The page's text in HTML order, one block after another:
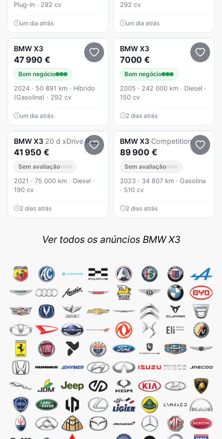
Plug-In · 292 cv
um dia atrás
292 cv
um dia atrás
BMW X3
47 990 €
Bom negócio
2024 · 50 891 km · Híbrido
(Gasolina) · 292 cv
um dia atrás
BMW X3
7000 €
Bom negócio
2005 · 242 000 km · Diesel ·
150 cv
2 dias atrás
BMW X3 20 d xDrive Pack M
41 950 €
Sem avaliação
2021 · 75 000 km · Diesel ·
190 cv
2 dias atrás
BMW X3 Competition
89 900 €
Sem avaliação
2023 · 34 807 km · Gasolina
· 510 cv
2 dias atrás
Ver todos os anúncios BMW X3